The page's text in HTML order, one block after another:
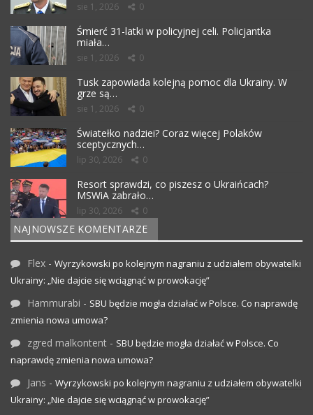
sie 1, 2026 0
Śmierć 31-latki w policyjnej celi. Policjantka
miała…
sie 1, 2026 0
Tusk zapowiada kolejną pomoc dla Ukrainy. W
grze są…
sie 1, 2026 0
Światełko nadziei? Coraz więcej Polaków
sceptycznych…
lip 30, 2026 0
Resort sprawdzi, co piszesz o Ukraińcach?
MSWiA zabrało…
lip 30, 2026 0
NAJNOWSZE KOMENTARZE
Flex - Wyrzykowski po kolejnym nagraniu z udziałem obywatelki
Ukrainy: „Nie dajcie się wciągnąć w prowokację”
Hammurabi - SBU będzie mogła działać w Polsce. Co naprawdę
zmienia nowa umowa?
zgred malkontent - SBU będzie mogła działać w Polsce. Co
naprawdę zmienia nowa umowa?
Jans - Wyrzykowski po kolejnym nagraniu z udziałem obywatelki
Ukrainy: „Nie dajcie się wciągnąć w prowokację”